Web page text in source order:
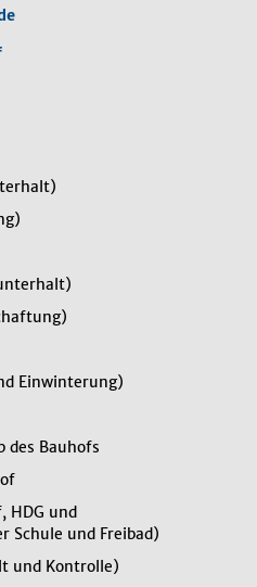
Einwinterung)
des Bauhofs
HDG und
Schule und Freibad)
und Kontrolle)